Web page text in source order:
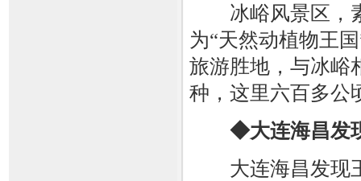
冰峪风景区，素
为“天然动植物王
旅游胜地，与冰峪
种，这里六百多公
◆大连海昌发
大连海昌发现